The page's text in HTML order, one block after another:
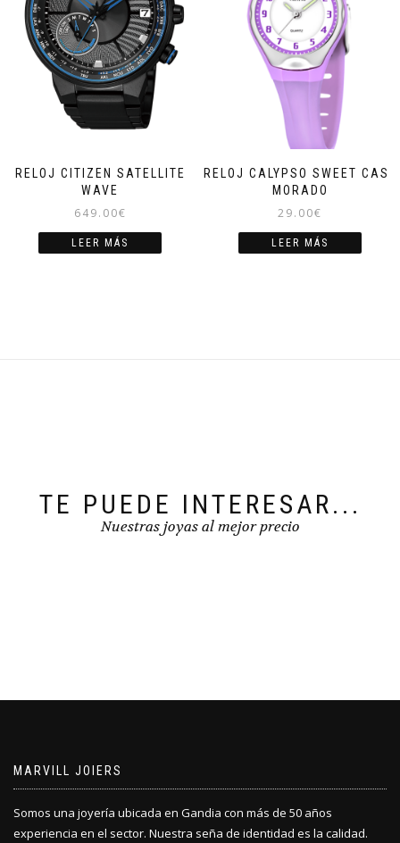
RELOJ CITIZEN SATELLITE
WAVE
649.00€
LEER MÁS
RELOJ CALYPSO SWEET CASE
MORADO
29.00€
LEER MÁS
TE PUEDE INTERESAR...
Nuestras joyas al mejor precio
MARVILL JOIERS
Somos una joyería ubicada en Gandia con más de 50 años
experiencia en el sector. Nuestra seña de identidad es la calidad.